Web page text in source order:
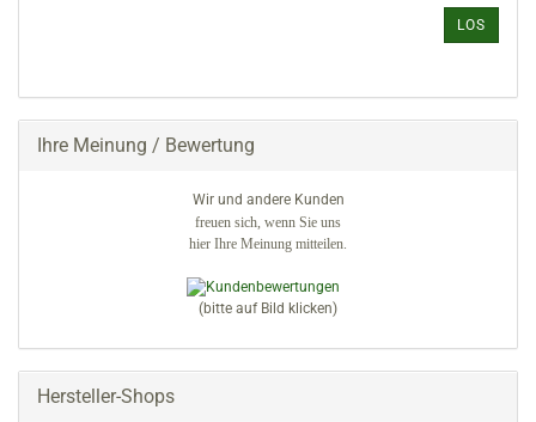
EIN.
LOS
Ihre Meinung / Bewertung
Wir und andere Kunden
freuen sich, wenn Sie uns
hier Ihre Meinung mitteilen.
(bitte auf Bild klicken)
Hersteller-Shops